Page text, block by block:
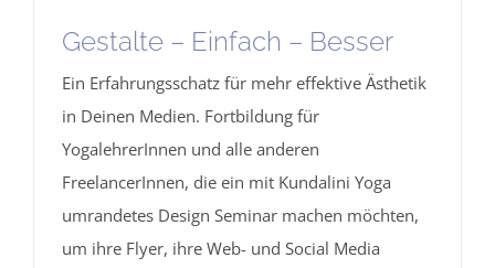
Gestalte – Einfach – Besser
Ein Erfahrungsschatz für mehr effektive Ästhetik
in Deinen Medien. Fortbildung für
YogalehrerInnen und alle anderen
FreelancerInnen, die ein mit Kundalini Yoga
umrandetes Design Seminar machen möchten,
um ihre Flyer, ihre Web- und Social Media